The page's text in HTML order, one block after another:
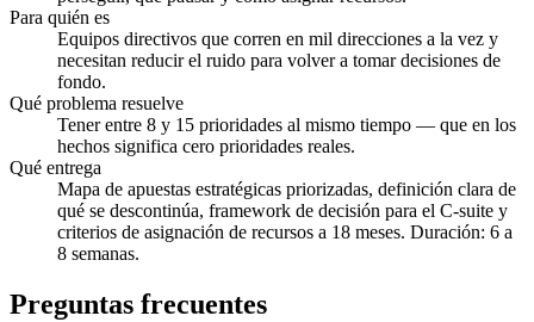
Para quién es
Equipos directivos que corren en mil direcciones a la vez y
necesitan reducir el ruido para volver a tomar decisiones de
fondo.
Qué problema resuelve
Tener entre 8 y 15 prioridades al mismo tiempo — que en los
hechos significa cero prioridades reales.
Qué entrega
Mapa de apuestas estratégicas priorizadas, definición clara de
qué se descontinúa, framework de decisión para el C-suite y
criterios de asignación de recursos a 18 meses. Duración: 6 a
8 semanas.
Preguntas frecuentes